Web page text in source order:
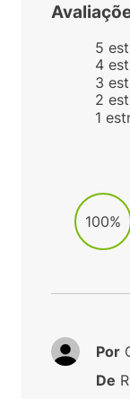
5
4
3
2
1
100%
Por
De